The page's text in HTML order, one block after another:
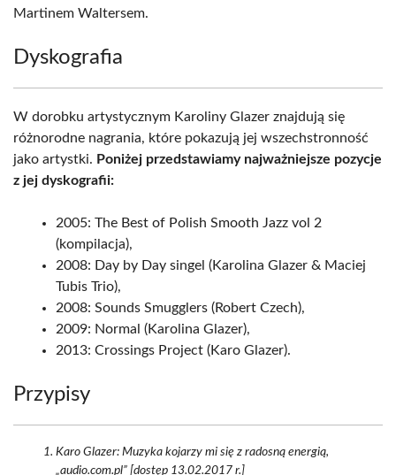
Martinem Waltersem.
Dyskografia
W dorobku artystycznym Karoliny Glazer znajdują się
różnorodne nagrania, które pokazują jej wszechstronność
jako artystki. Poniżej przedstawiamy najważniejsze pozycje
z jej dyskografii:
2005: The Best of Polish Smooth Jazz vol 2
(kompilacja),
2008: Day by Day singel (Karolina Glazer & Maciej
Tubis Trio),
2008: Sounds Smugglers (Robert Czech),
2009: Normal (Karolina Glazer),
2013: Crossings Project (Karo Glazer).
Przypisy
Karo Glazer: Muzyka kojarzy mi się z radosną energią,
„audio.com.pl” [dostęp 13.02.2017 r.]